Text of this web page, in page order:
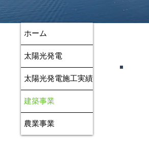
ホーム
太陽光発電
太陽光発電施工実績
建築事業
農業事業